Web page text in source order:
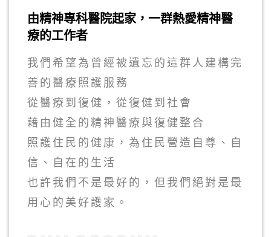
由精神專科醫院起家，一群熱愛精神醫
療的工作者
我們希望為曾經被遺忘的這群人建構完
善的醫療照護服務
從醫療到復健，從復健到社會
藉由健全的精神醫療與復健整合
照護住民的健康，為住民營造自尊、自
信、自在的生活
也許我們不是最好的，但我們絕對是最
用心的美好護家。